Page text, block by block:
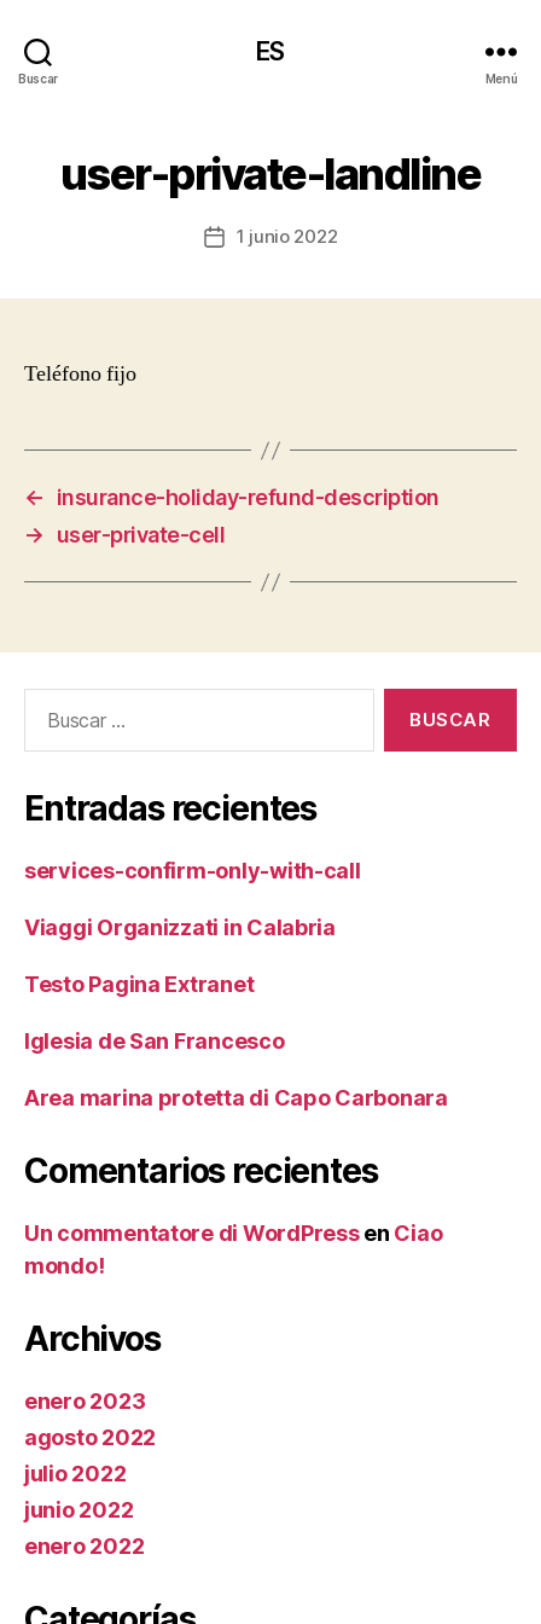
Buscar
ES
Menú
user-private-landline
Fecha1 junio 2022
Teléfono fijo
←
insurance-holiday-refund-description
→
user-private-cell
Entradas recientes
services-confirm-only-with-call
Viaggi Organizzati in Calabria
Testo Pagina Extranet
Iglesia de San Francesco
Area marina protetta di Capo Carbonara
Comentarios recientes
Un commentatore di WordPressen Ciao
mondo!
Archivos
enero 2023
agosto 2022
julio 2022
junio 2022
enero 2022